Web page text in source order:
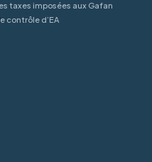
taxes imposées aux Gafan
contrôle d’EA